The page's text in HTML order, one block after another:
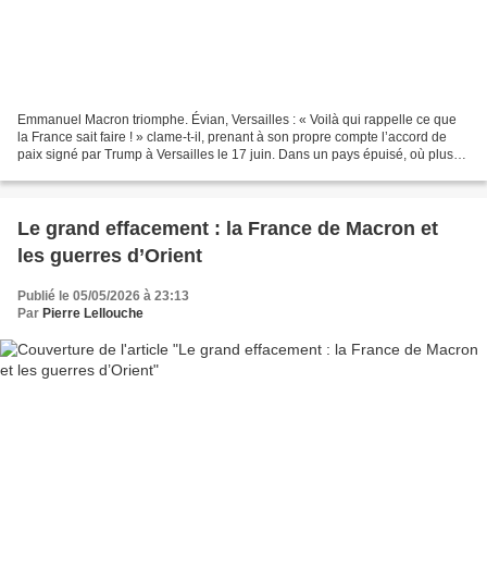
Emmanuel Macron triomphe. Évian, Versailles : « Voilà qui rappelle ce que
la France sait faire ! » clame-t-il, prenant à son propre compte l’accord de
paix signé par Trump à Versailles le 17 juin. Dans un pays épuisé, où plus
Le grand effacement : la France de Macron et
les guerres d’Orient
Publié le 05/05/2026 à 23:13
Par Pierre Lellouche